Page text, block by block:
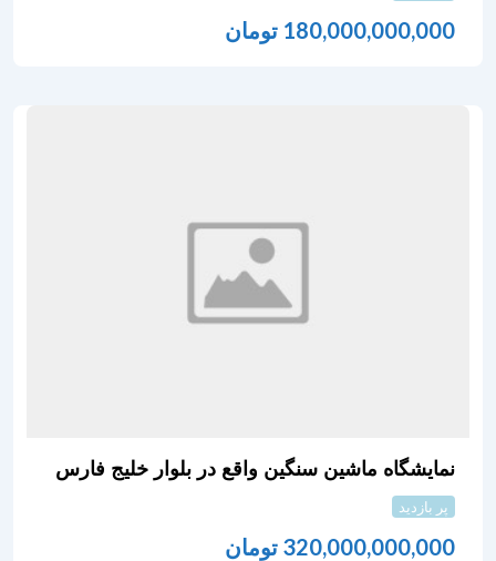
180,000,000,000 تومان
نمایشگاه ماشین سنگین واقع در بلوار خلیج فارس
پر بازدید
320,000,000,000 تومان